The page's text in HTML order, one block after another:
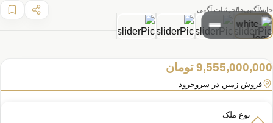
ورود یا ثبت‌نام
برای ورود یا ثبت‌نام، شماره همراه خود را وارد کنید.
خانه آگهی‌ها جزئیات آگهی
9,555,000,000 تومان
فروش زمین در سروخرود
نوع ملک